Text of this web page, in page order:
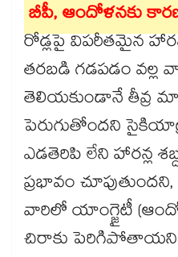
బీపీ, ఆందోళనకు
రోడ్లపై విపరీతమైన
తరబడి గడపడం వల్ల
తెలియకుండానే తీవ్ర
పెరుగుతోందని
ఎడతెరిపి లేని హారన్ల
ప్రభావం
వారిలో యాంగ్జైటీ
చిరాకు పెరిగిపోతాయని